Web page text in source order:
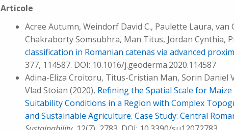
Articole
Acree Autumn, Weindorf David C., Paulette Laura, van
Chakraborty Somsubhra, Man Titus, Jordan Cynthia,
classification in Romanian catenas via advanced
377, 114587. DOI: 10.1016/j.geoderma.2020.114587
Adina-Eliza Croitoru, Titus-Cristian Man, Sorin Daniel
Vlad Stoian (2020), Refining the Spatial Scale for
Suitability Conditions in a Region with Complex
and Sustainable Agriculture. Case Study: Central